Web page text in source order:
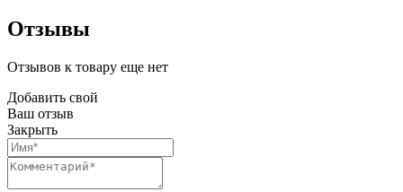
Отзывы
Отзывов к товару еще нет
Добавить свой
Ваш отзыв
Закрыть